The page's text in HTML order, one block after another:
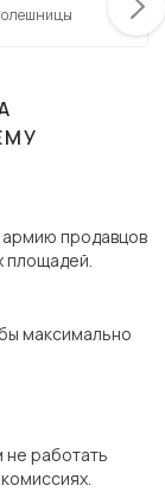
продавцов
площадей.
максимально
работать